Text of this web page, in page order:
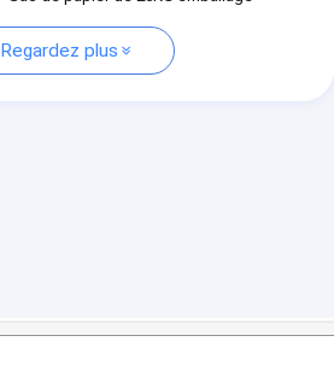
Regardez plus